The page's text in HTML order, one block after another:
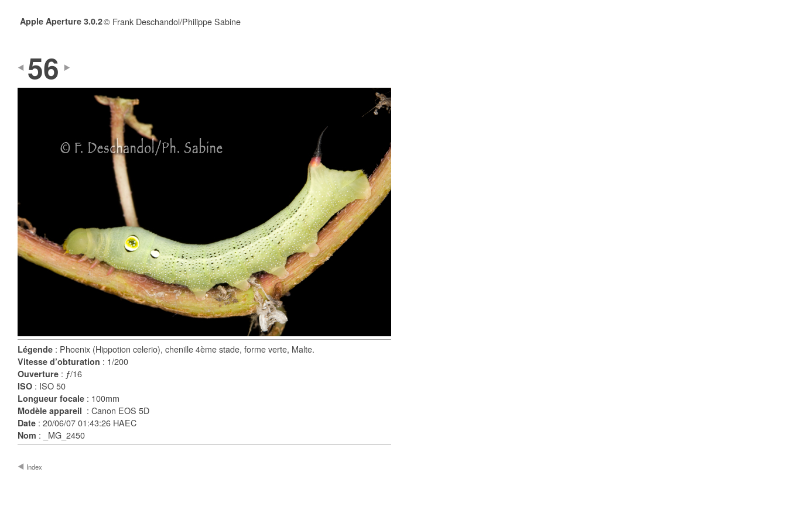
Apple Aperture 3.0.2© Frank Deschandol/Philippe Sabine
56
Légende : Phoenix (Hippotion celerio), chenille 4ème stade, forme verte, Malte.
Vitesse d’obturation : 1/200
Ouverture : ƒ/16
ISO : ISO 50
Longueur focale : 100mm
Modèle appareil : Canon EOS 5D
Date : 20/06/07 01:43:26 HAEC
Nom : _MG_2450
Index